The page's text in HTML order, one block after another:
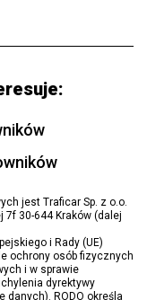
jest Traficar Sp. z o.o.
7f 30-644 Kraków (dalej
i Rady (UE)
ochrony osób fizycznych
i w sprawie
dyrektywy
RODO określa